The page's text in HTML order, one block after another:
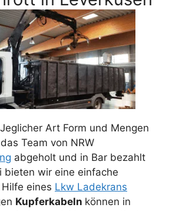
Jeglicher Art Form und Mengen
Team von NRW
abgeholt und in Bar bezahlt
bieten wir eine einfache
eines Lkw Ladekrans
Kupferkabeln können in